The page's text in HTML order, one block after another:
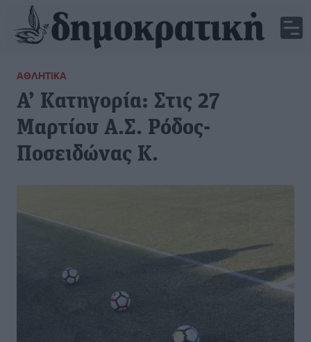
ΑΘΛΗΤΙΚΆ
Α’ Κατηγορία: Στις 27
Μαρτίου Α.Σ. Ρόδος-
Ποσειδώνας Κ.